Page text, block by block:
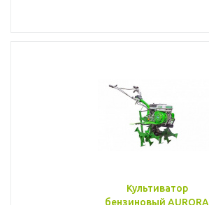
Культиватор
бензиновый AURORA